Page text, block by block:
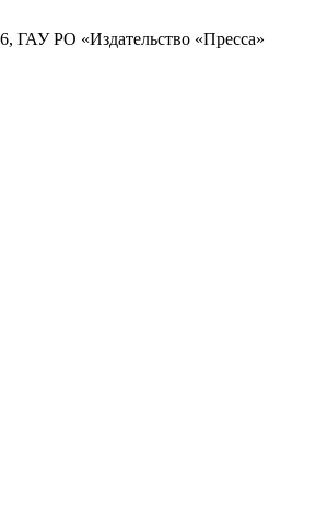
ГАУ РО «Издательство «Пресса»